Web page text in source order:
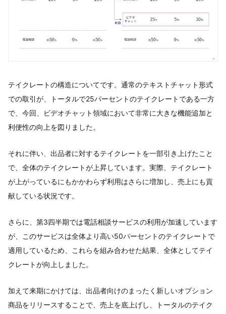
テイクレートの構造についてです。通常のテキストチャット形式
での取引が、トータルで25パーセントのテイクレートである一方
で、今回、ビデオチャット領域において非常に大きな機能追加と
利便性の向上を図りました。
それに伴い、出品者に対するテイクレートを一部引き上げたこと
で、全体のテイクレートが上昇しています。実際、テイクレート
が上がっているにもかかわらず利用はさらに増加し、売上にも貢
献している状況です。
さらに、第3四半期では電話相談サービスの利用が加速しています
が、このサービスは全体より高い50パーセントのテイクレートで
適用しているため、これらを組み合わせた結果、全体としてテイ
クレートが向上しました。
加えて来期にかけては、出品者向けのまったく新しいオプション
商品をリリースすることで、売上を底上げし、トータルのテイク